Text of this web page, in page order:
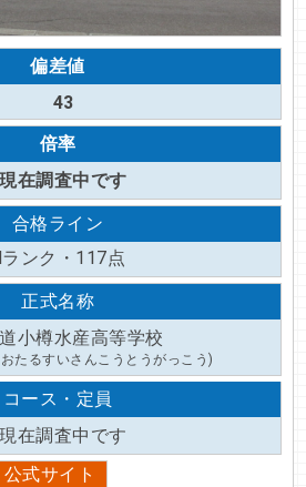
偏差値
43
倍率
現在調査中です
合格ライン
ランク・117点
正式名称
小樽水産高等学校
たるすいさんこうとうがっこう)
コース・定員
現在調査中です
公式サイト